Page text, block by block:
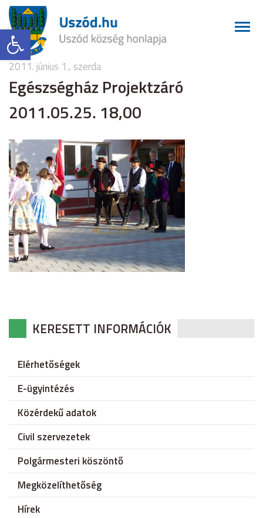
Eszköztár megnyitása
2011. június 1., szerda
Egészségház Projektzáró
2011.05.25. 18,00
KERESETT INFORMÁCIÓK
Elérhetőségek
E-ügyintézés
Közérdekű adatok
Civil szervezetek
Polgármesteri köszöntő
Megközelíthetőség
Hírek